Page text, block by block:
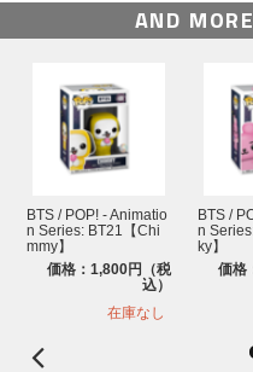
AND
BTS / POP! - Animatio
n Series: BT21【Chi
mmy】
価格：1,800円（税
込）
在庫なし
BTS /
n
ky】
価格